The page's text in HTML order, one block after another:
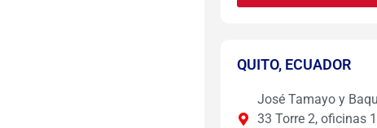
QUITO, ECUADOR
José Tamayo y
33 Torre 2, oficinas